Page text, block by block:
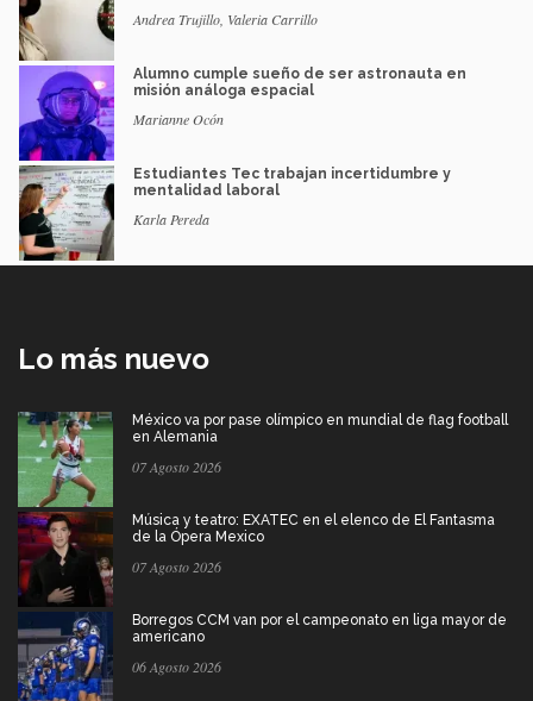
Andrea Trujillo, Valeria Carrillo
Alumno cumple sueño de ser astronauta en
misión análoga espacial
Marianne Ocón
Estudiantes Tec trabajan incertidumbre y
mentalidad laboral
Karla Pereda
Lo más nuevo
México va por pase olímpico en mundial de flag football
en Alemania
07 Agosto 2026
Música y teatro: EXATEC en el elenco de El Fantasma
de la Ópera Mexico
07 Agosto 2026
Borregos CCM van por el campeonato en liga mayor de
americano
06 Agosto 2026